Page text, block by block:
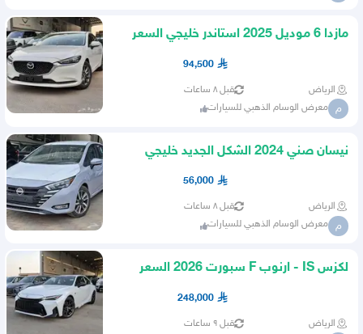
مازدا 6 موديل 2025 استاندر خليجي السعر
94,500
الرياض قبل ٨ ساعات
م معرض الوسام الذهبي للسيارات
نيسان صني 2024 الشكل الجديد خليجي
56,000
الرياض قبل ٨ ساعات
م معرض الوسام الذهبي للسيارات
لكزس IS - ارنوب F سبورت 2026 السعر
248,000
الرياض قبل ٩ ساعات